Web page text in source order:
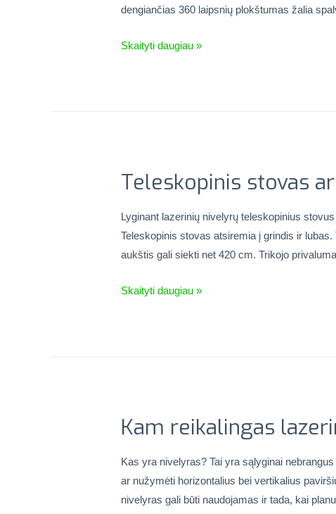
dengiančias 360 laipsnių plokštumas žalia
Skaityti daugiau »
Teleskopinis stovas
Lyginant lazerinių nivelyrų teleskopinius
Teleskopinis stovas atsiremia į grindis ir
aukštis gali siekti net 420 cm. Trikojo
Skaityti daugiau »
Kam reikalingas
Kas yra nivelyras? Tai yra sąlyginai
ar nužymėti horizontalius bei vertikalius
nivelyras gali būti naudojamas ir tada, kai